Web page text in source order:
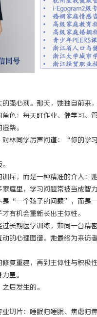
强心剂。那天，她独自前
色：每天盯作业、催学习、
柴。
林同学厉声问道：“你的学
斥，而是一种精准的介入
庭里，学习问题常被当成智
是“一个孩子的问题”，而是
有机会重新长出主体性。
长期医学训练，如同一台精
动的心理图谱。她最终为来
修复重建，再到主体性与积
量。
后发生的。
切片：睡眠归睡眠、焦虑归
武汉配眼镜 上海配眼镜